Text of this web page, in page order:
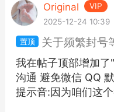
Original
VIP
2025-12-24 10:39
关于频繁封号
我在帖子顶部增加
沟通 避免微信 QQ
提示音:因为咱们这